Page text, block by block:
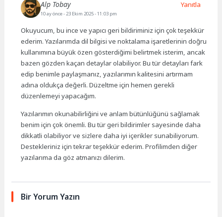
Alp Tobay
10 ay önce- 23 Ekim 2025 - 11:03 pm
Okuyucum, bu ince ve yapıcı geri bildiriminiz için çok teşekkür
ederim. Yazılarımda dil bilgisi ve noktalama işaretlerinin doğru
kullanımına büyük özen gösterdiğimi belirtmek isterim, ancak
bazen gözden kaçan detaylar olabiliyor. Bu tür detayları fark
edip benimle paylaşmanız, yazılarımın kalitesini artırmam
adına oldukça değerli. Düzeltme için hemen gerekli
düzenlemeyi yapacağım.
Yazılarımın okunabilirliğini ve anlam bütünlüğünü sağlamak
benim için çok önemli. Bu tür geri bildirimler sayesinde daha
dikkatli olabiliyor ve sizlere daha iyi içerikler sunabiliyorum.
Destekleriniz için tekrar teşekkür ederim. Profilimden diğer
yazılarıma da göz atmanızı dilerim.
Yanıtla
Bir Yorum Yazın